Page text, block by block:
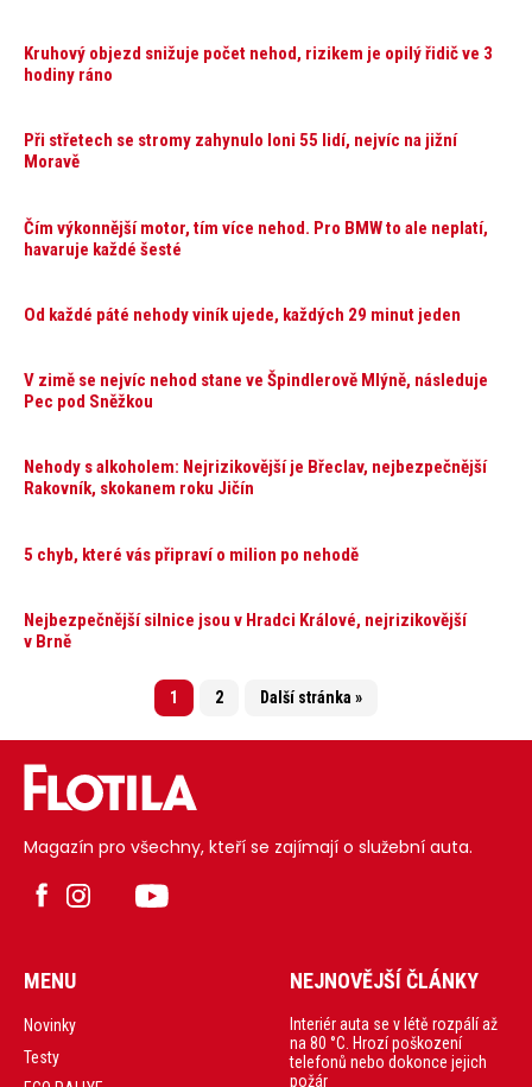
Kruhový objezd snižuje počet nehod, rizikem je opilý řidič ve 3
hodiny ráno
Při střetech se stromy zahynulo loni 55 lidí, nejvíc na jižní
Moravě
Čím výkonnější motor, tím více nehod. Pro BMW to ale neplatí,
havaruje každé šesté
Od každé páté nehody viník ujede, každých 29 minut jeden
V zimě se nejvíc nehod stane ve Špindlerově Mlýně, následuje
Pec pod Sněžkou
Nehody s alkoholem: Nejrizikovější je Břeclav, nejbezpečnější
Rakovník, skokanem roku Jičín
5 chyb, které vás připraví o milion po nehodě
Nejbezpečnější silnice jsou v Hradci Králové, nejrizikovější
v Brně
1 2 Další stránka »
Magazín pro všechny, kteří se zajímají o služební auta.
MENU
Novinky
Testy
NEJNOVĚJŠÍ ČLÁNKY
Interiér auta se v létě rozpálí až
na 80 °C. Hrozí poškození
telefonů nebo dokonce jejich
požár